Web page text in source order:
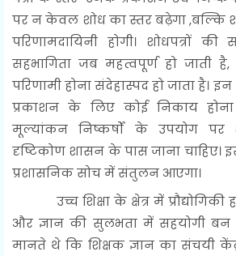
पर न केवल शोध का स्तर बढ़ेगा ,बल्कि
परिणामदायिनी होगी। शोधपत्रों
सहभागिता जब महत्वपूर्ण हो जाती
परिणामी होना संदेहास्पद हो जाता है।
प्रकाशन के लिए कोई निकाय
मूल्यांकन निष्कर्षों के उपयोग पर
दृष्टिकोण शासन के पास जाना चाहिए।
प्रशासनिक सोच में संतुलन आएगा।
उच्च शिक्षा के क्षेत्र में प्रौद्योगिकी
और ज्ञान की सुलभता में सहयोगी
मानते थे कि शिक्षक ज्ञान का संचयी